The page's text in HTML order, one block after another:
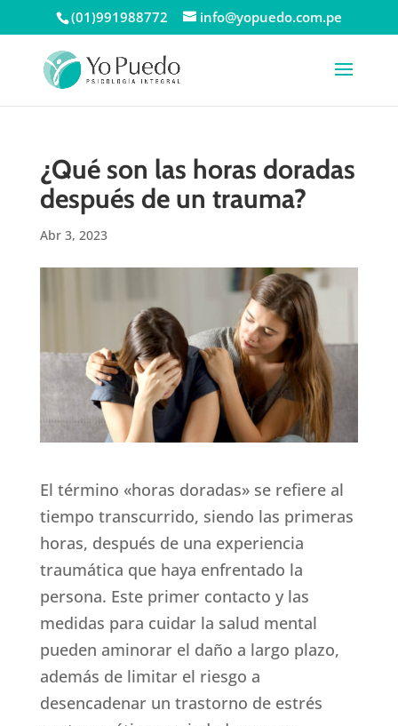
(01)991988772 info@yopuedo.com.pe
¿Qué son las horas doradas
después de un trauma?
Abr 3, 2023
El término «horas doradas» se refiere al
tiempo transcurrido, siendo las primeras
horas, después de una experiencia
traumática que haya enfrentado la
persona. Este primer contacto y las
medidas para cuidar la salud mental
pueden aminorar el daño a largo plazo,
además de limitar el riesgo a
desencadenar un trastorno de estrés